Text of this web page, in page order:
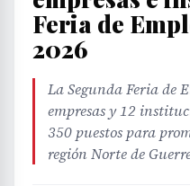
Feria de
2026
La Segunda Feria de
empresas y 12
350 puestos para
región Norte de